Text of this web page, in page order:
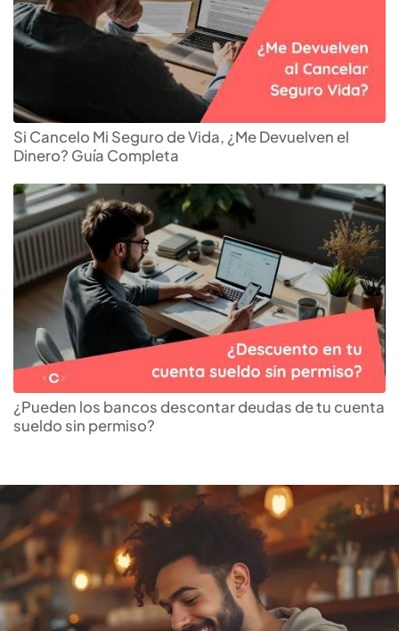
Si Cancelo Mi Seguro de Vida, ¿Me Devuelven el
Dinero? Guía Completa
¿Pueden los bancos descontar deudas de tu cuenta
sueldo sin permiso?
Encuentra lacuenta de
ahorrosque más te
conviene